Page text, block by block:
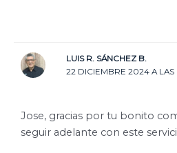
LUIS R. SÁNCHEZ B.
22 DICIEMBRE 2024 A LAS
Jose, gracias por tu bonito
seguir adelante con este